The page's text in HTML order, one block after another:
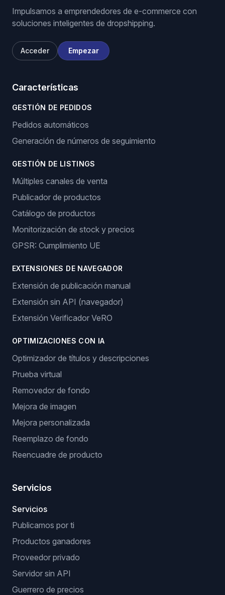
Impulsamos a emprendedores de e-commerce con
soluciones inteligentes de dropshipping.
Acceder Empezar
Características
GESTIÓN DE PEDIDOS
Pedidos automáticos
Generación de números de seguimiento
GESTIÓN DE LISTINGS
Múltiples canales de venta
Publicador de productos
Catálogo de productos
Monitorización de stock y precios
GPSR: Cumplimiento UE
EXTENSIONES DE NAVEGADOR
Extensión de publicación manual
Extensión sin API (navegador)
Extensión Verificador VeRO
OPTIMIZACIONES CON IA
Optimizador de títulos y descripciones
Prueba virtual
Removedor de fondo
Mejora de imagen
Mejora personalizada
Reemplazo de fondo
Reencuadre de producto
Servicios
Servicios
Publicamos por ti
Productos ganadores
Proveedor privado
Servidor sin API
Guerrero de precios